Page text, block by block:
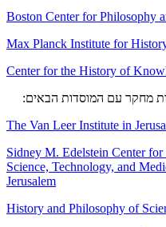
Boston Center for Philosophy
Max Planck Institute for
Center for the History of
מחקר עם המוסדות הבאים:
The Van Leer Institute in
Sidney M. Edelstein Center
Science, Technology, and
Jerusalem
History and Philosophy of